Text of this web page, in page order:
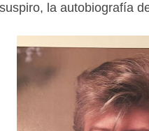
la autobiografía